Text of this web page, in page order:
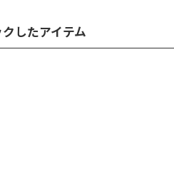
したアイテム